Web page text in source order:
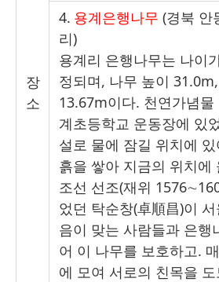
장
소
4. 용계은행나무 (경북 안
리)
용계리 은행나무는 나이
정되며, 나무 높이 31.0m,
13.67m이다. 천연가념물
계초등학교 운동장에 있
설로 물에 잠길 위치에 있
흙을 쌓아 지금의 위치에
조선 선조(재위 1576∼
었던 탁순창(卓順昌)이
음이 맞는 사람들과 은행
어 이 나무를 보호하고.
에 모여 서로의 친목을